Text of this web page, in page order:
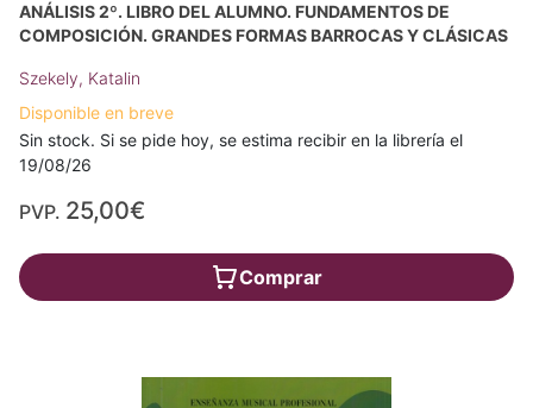
ANÁLISIS 2º. LIBRO DEL ALUMNO. FUNDAMENTOS DE
COMPOSICIÓN. GRANDES FORMAS BARROCAS Y CLÁSICAS
Szekely, Katalin
Disponible en breve
Sin stock. Si se pide hoy, se estima recibir en la librería el
19/08/26
PVP. 25,00€
Comprar